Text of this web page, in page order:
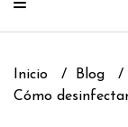
Inicio
Blog
Cómo